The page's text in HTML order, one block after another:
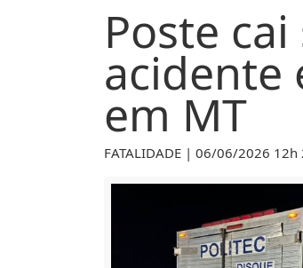
Poste
acidente
em MT
FATALIDADE | 06/06/2026 12h